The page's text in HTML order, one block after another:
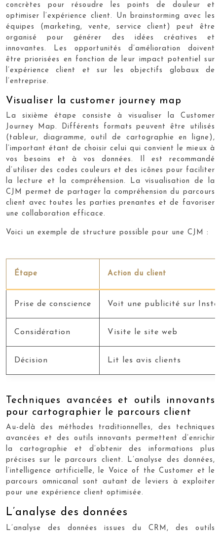
concrètes pour résoudre les points de douleur et
optimiser l’expérience client. Un brainstorming avec les
équipes (marketing, vente, service client) peut être
organisé pour générer des idées créatives et
innovantes. Les opportunités d’amélioration doivent
être priorisées en fonction de leur impact potentiel sur
l’expérience client et sur les objectifs globaux de
l’entreprise.
Visualiser la customer journey map
La sixième étape consiste à visualiser la Customer
Journey Map. Différents formats peuvent être utilisés
(tableur, diagramme, outil de cartographie en ligne),
l’important étant de choisir celui qui convient le mieux à
vos besoins et à vos données. Il est recommandé
d’utiliser des codes couleurs et des icônes pour faciliter
la lecture et la compréhension. La visualisation de la
CJM permet de partager la compréhension du parcours
client avec toutes les parties prenantes et de favoriser
une collaboration efficace.
Voici un exemple de structure possible pour une CJM :
Étape Action du client
Prise de conscience Voit une publicité sur
Considération Visite le site web
Décision Lit les avis clients
Techniques avancées et outils innovants
pour cartographier le parcours client
Au-delà des méthodes traditionnelles, des techniques
avancées et des outils innovants permettent d’enrichir
la cartographie et d’obtenir des informations plus
précises sur le parcours client. L’analyse des données,
l’intelligence artificielle, le Voice of the Customer et le
parcours omnicanal sont autant de leviers à exploiter
pour une expérience client optimisée.
L’analyse des données
L’analyse des données issues du CRM, des outils